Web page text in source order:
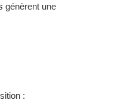
génèrent une
: